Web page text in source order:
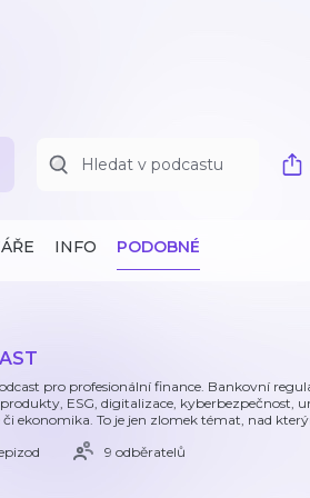
INFO PODOBNÉ
pro profesionální finance. Bankovní
ESG, digitalizace, kyberbezpečnost,
či ekonomika. To je jen zlomek témat, nad
9 odběratelů